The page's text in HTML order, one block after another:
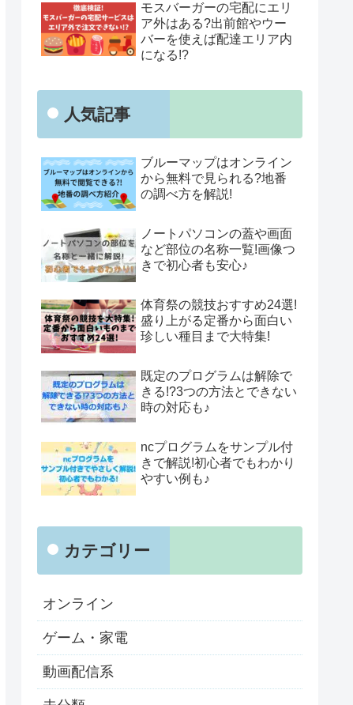
モスバーガーの宅配にエリ
ア外はある?出前館やウー
バーを使えば配達エリア内
になる!?
人気記事
ブルーマップはオンライン
から無料で見られる?地番
の調べ方を解説!
ノートパソコンの蓋や画面
など部位の名称一覧!画像つ
きで初心者も安心♪
体育祭の競技おすすめ24選!
盛り上がる定番から面白い
珍しい種目まで大特集!
既定のプログラムは解除で
きる!?3つの方法とできない
時の対応も♪
ncプログラムをサンプル付
きで解説!初心者でもわかり
やすい例も♪
カテゴリー
オンライン
ゲーム・家電
動画配信系